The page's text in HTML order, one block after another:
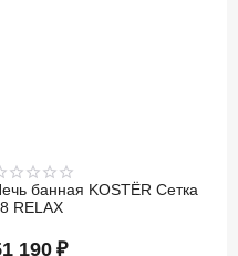
банная KOSTЁR Сетка
RELAX
190 ₽